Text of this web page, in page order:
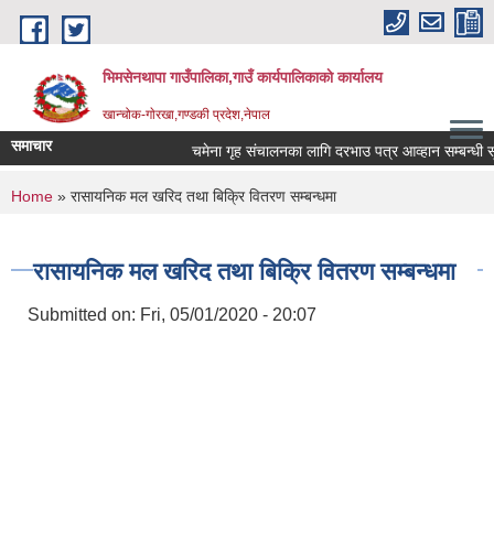
Skip to main content
भिमसेनथापा गाउँपालिका,गाउँ कार्यपालिकाकाे कार्यालय
खान्चोक-गाेरखा,गण्डकी प्रदेश,नेपाल
समाचार चमेना गृह संचालनका लागि दरभाउ पत्र आव्हान सम्बन्धी
You are here
Home » रासायनिक मल खरिद तथा बिक्रि वितरण सम्बन्धमा
रासायनिक मल खरिद तथा बिक्रि वितरण सम्बन्धमा
Submitted on: Fri, 05/01/2020 - 20:07